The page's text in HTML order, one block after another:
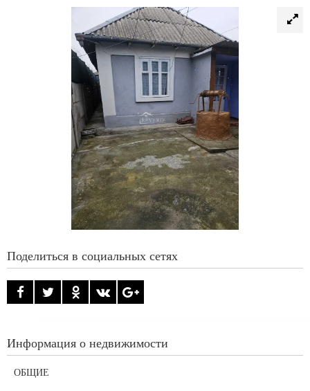
Поделиться в социальных сетях
Информация о недвижимости
ОБЩИЕ